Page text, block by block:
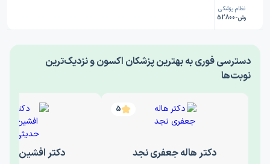
نظام پزشکی
رش-52800
‎دسترسی فوری به بهترین پزشکان اکسون و نزدیک‌ترین
نوبت‌ها
5
دکتر هاله جعفری نجد دکتر افشین